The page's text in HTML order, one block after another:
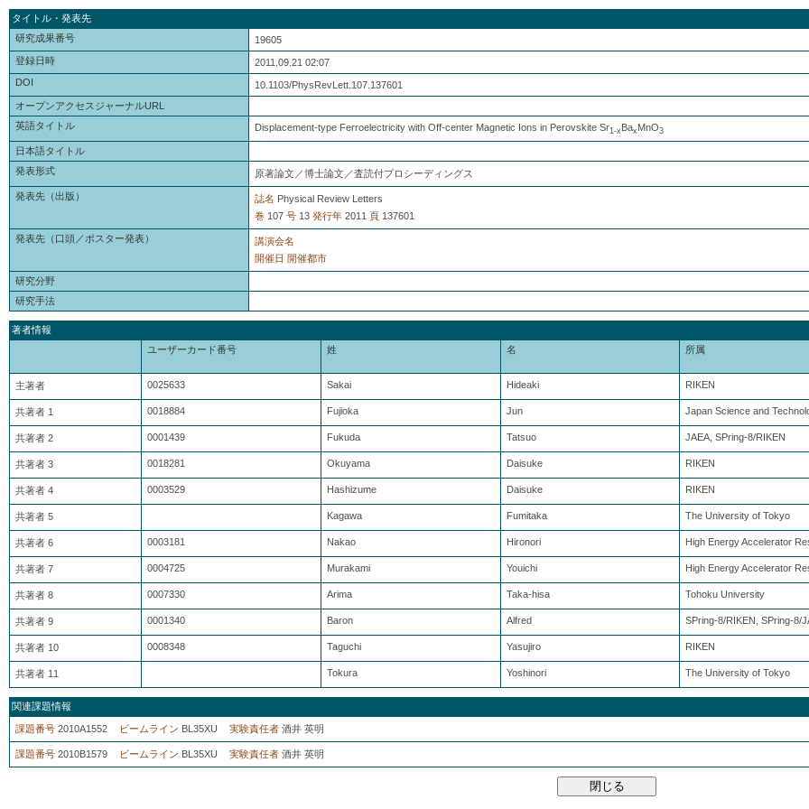
タイトル・発表先
研究成果番号
19605
登録日時
2011.09.21 02:07
DOI
10.1103/PhysRevLett.107.137601
オープンアクセスジャーナルURL
英語タイトル
Displacement-type Ferroelectricity with Off-center Magnetic Ions in Perovskite Sr1-x Bax MnO3
日本語タイトル
発表形式
原著論文／博士論文／査読付プロシーディングス
発表先（出版） 誌名 Physical Review Letters
巻 107 号 13 発行年 2011 頁 137601
発表先（口頭／ポスター発表）
講演会名
開催日 開催都市
研究分野
研究手法
著者情報
ユーザーカード番号
姓 名 所属
主著者 0025633 Sakai Hideaki RIKEN
共著者 1 0018884 Fujioka Jun Japan Science and
共著者 2 0001439 Fukuda Tatsuo JAEA, SPring-8/RIKEN
共著者 3 0018281 Okuyama Daisuke RIKEN
共著者 4 0003529 Hashizume Daisuke RIKEN
共著者 5 Kagawa Fumitaka The University of Tokyo
共著者 6 0003181 Nakao Hironori High Energy Accelerator
共著者 7 0004725 Murakami Youichi High Energy Accelerator
共著者 8 0007330 Arima Taka-hisa Tohoku University
共著者 9 0001340 Baron Alfred SPring-8/RIKEN, SPring-8/
共著者 10 0008348 Taguchi Yasujiro RIKEN
共著者 11 Tokura Yoshinori The University of Tokyo
関連課題情報
課題番号 2010A1552 ビームライン BL35XU 実験責任者 酒井 英明
課題番号 2010B1579 ビームライン BL35XU 実験責任者 酒井 英明